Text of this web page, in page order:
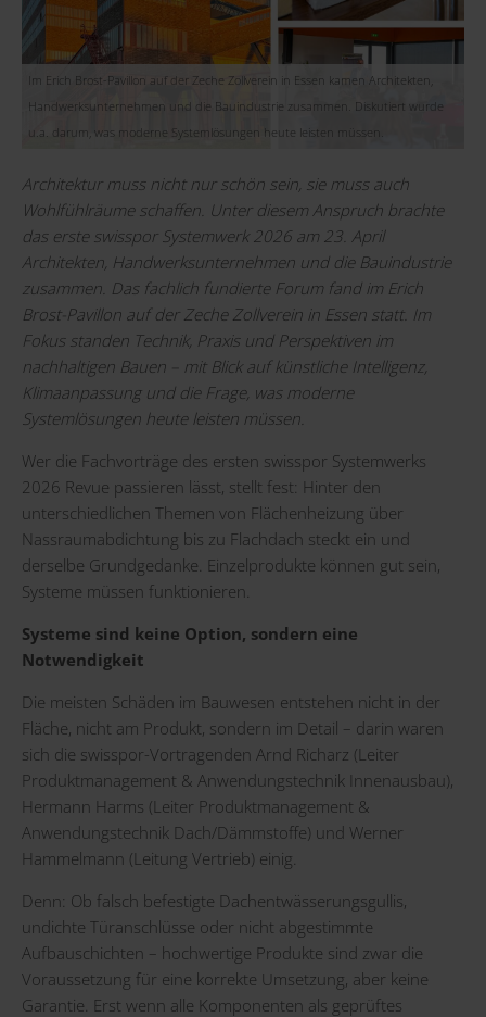
Im Erich Brost-Pavillon auf der Zeche Zollverein in Essen kamen Architekten,
Handwerksunternehmen und die Bauindustrie zusammen. Diskutiert wurde
u.a. darum, was moderne Systemlösungen heute leisten müssen.
Architektur muss nicht nur schön sein, sie muss auch
Wohlfühlräume schaffen. Unter diesem Anspruch brachte
das erste swisspor Systemwerk 2026 am 23. April
Architekten, Handwerksunternehmen und die Bauindustrie
zusammen. Das fachlich fundierte Forum fand im Erich
Brost-Pavillon auf der Zeche Zollverein in Essen statt. Im
Fokus standen Technik, Praxis und Perspektiven im
nachhaltigen Bauen – mit Blick auf künstliche Intelligenz,
Klimaanpassung und die Frage, was moderne
Systemlösungen heute leisten müssen.
Wer die Fachvorträge des ersten swisspor Systemwerks
2026 Revue passieren lässt, stellt fest: Hinter den
unterschiedlichen Themen von Flächenheizung über
Nassraumabdichtung bis zu Flachdach steckt ein und
derselbe Grundgedanke. Einzelprodukte können gut sein,
Systeme müssen funktionieren.
Systeme sind keine Option, sondern eine
Notwendigkeit
Die meisten Schäden im Bauwesen entstehen nicht in der
Fläche, nicht am Produkt, sondern im Detail – darin waren
sich die swisspor-Vortragenden Arnd Richarz (Leiter
Produktmanagement & Anwendungstechnik Innenausbau),
Hermann Harms (Leiter Produktmanagement &
Anwendungstechnik Dach/Dämmstoffe) und Werner
Hammelmann (Leitung Vertrieb) einig.
Denn: Ob falsch befestigte Dachentwässerungsgullis,
undichte Türanschlüsse oder nicht abgestimmte
Aufbauschichten – hochwertige Produkte sind zwar die
Voraussetzung für eine korrekte Umsetzung, aber keine
Garantie. Erst wenn alle Komponenten als geprüftes